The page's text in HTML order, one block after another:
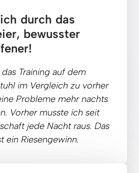
durch das
bewusster
das Training auf
im Vergleich zu
vorher
Probleme mehr
Vorher musste ich
seit
jede Nacht raus.
ein Riesengewinn.